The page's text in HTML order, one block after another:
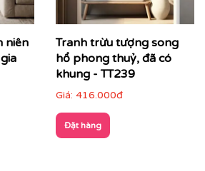
niên
Tranh trừu tượng song
hổ phong thuỷ, đã có
khung - TT239
Giá: 416.000đ
Đặt hàng